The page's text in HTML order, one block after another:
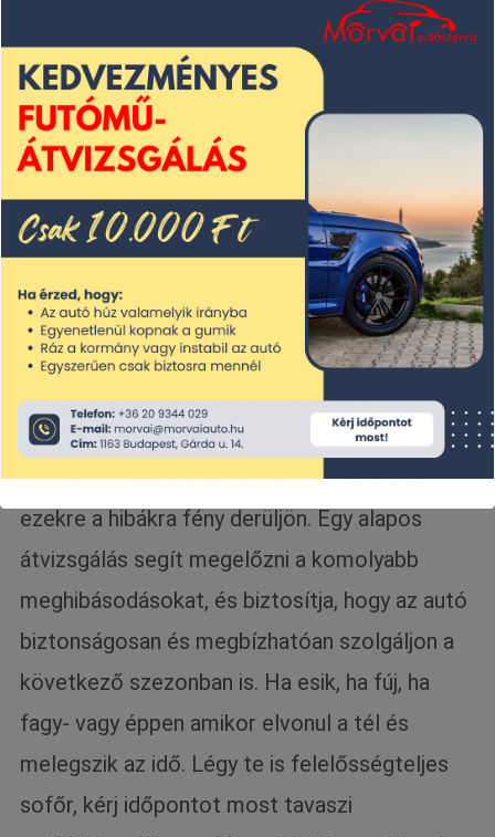
kopást. Tavasszal, a kerékcsere során
derül ki, hogy az abroncsok állapota
rosszabb, mint vártuk. Ez nemcsak
komfort-, hanem biztonsági kérdés is.
Korrózió és alvázproblémák
A sózott utak hosszú távon károsítják
az alvázat és a fém alkatrészeket. A
rozsdásodás sokáig láthatatlan marad,
pedig időben kezelve jelentős
költségeket takaríthatunk meg.
A tavasz tehát a legjobb időszak arra, hogy
ezekre a hibákra fény derüljön. Egy alapos
átvizsgálás segít megelőzni a komolyabb
meghibásodásokat, és biztosítja, hogy az autó
biztonságosan és megbízhatóan szolgáljon a
következő szezonban is. Ha esik, ha fúj, ha
fagy- vagy éppen amikor elvonul a tél és
melegszik az idő. Légy te is felelősségteljes
sofőr, kérj időpontot most tavaszi